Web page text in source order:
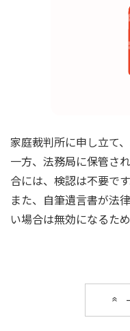
家庭裁判所に申し立て
一方、法務局に保管さ
合には、検認は不要です
また、自筆遺言書が法
い場合は無効になるた